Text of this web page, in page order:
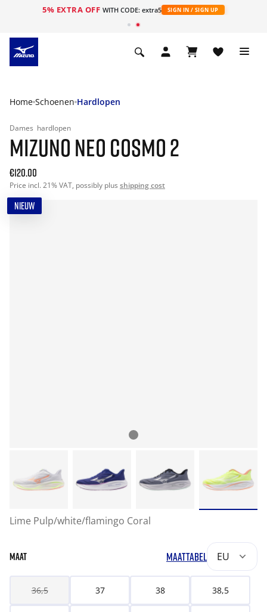
5% EXTRA OFF WITH CODE: extra5 SIGN IN / SIGN UP
Home Schoenen Hardlopen
Dames hardlopen
MIZUNO NEO COSMO 2
€120.00
Price incl. 21% VAT, possibly plus shipping cost
NIEUW
Lime Pulp/white/flamingo Coral
MAAT MAATTABEL EU
36,5 37 38 38,5